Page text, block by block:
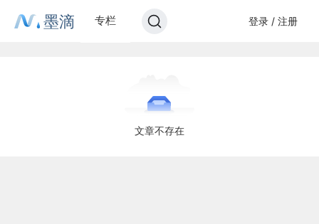
墨滴 专栏 登录 / 注册
文章不存在